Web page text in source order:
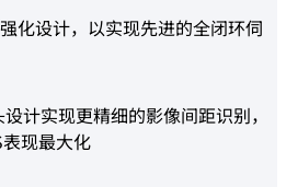
化设计，以实现先进的全闭环伺
计实现更精细的影像间距识别，
现最大化